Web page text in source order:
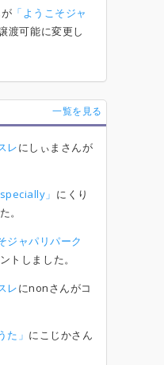
「ようこそジャ
渡可能に変更し
一覧を見る
レにしぃまさんが
」 にくり
。
ジャパリパーク
トしました。
レにnonさんがコ
た」 にこじかさん